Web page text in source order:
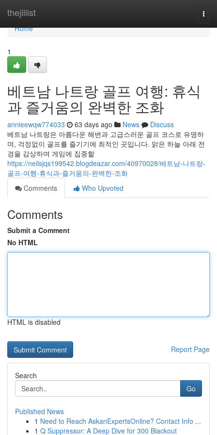
thejillist
Home
Home
1
베트남 나트랑 골프 여행: 휴식
과 즐거움의 완벽한 조화
annieewqw774033 63 days ago News
Discuss
베트남 나트랑은 아름다운 해변과 고급스러운 골프 코스로 유명하
며, 걱정없이 골프를 즐기기에 최적인 곳입니다. 맑은 하늘 아래 전
경을 감상하며 게임에 집중할
https://neilsjqs199542.blogdeazar.com/40970028/베트남-나트랑-
골프-여행-휴식과-즐거움의-완벽한-조화
Comments
Who Upvoted
Comments
Submit a Comment
No HTML
HTML is disabled
Report Page
Search
Go
Published News
1 Need to Reach AskanExpertsOnline? Contact Info ...
1 Q Suppressor: A Deep Dive for 300 Blackout